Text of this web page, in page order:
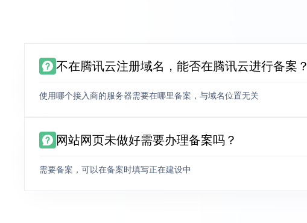
不在腾讯云注册域名，能否在腾讯云进行备案？
使用哪个接入商的服务器需要在哪里备案，与域名位置无关
网站网页未做好需要办理备案吗？
需要备案，可以在备案时填写正在建设中